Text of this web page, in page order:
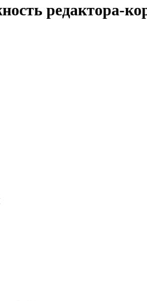
редактора-